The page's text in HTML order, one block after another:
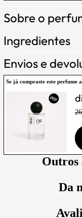
Sobre o
Ingredientes
Envios e
Se já compraste este perfume
Outros
Da